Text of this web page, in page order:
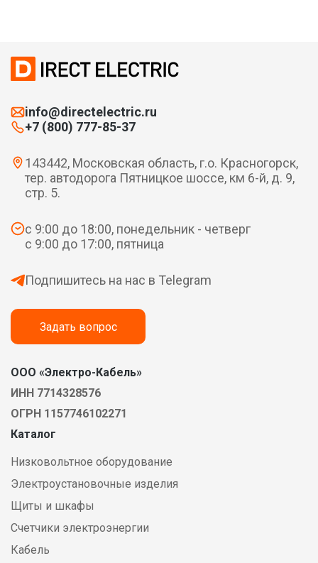
info@directelectric.ru
+7 (800) 777-85-37
143442, Московская область, г.о. Красногорск,
тер. автодорога Пятницкое шоссе, км 6-й, д. 9,
стр. 5.
с 9:00 до 18:00, понедельник - четверг
с 9:00 до 17:00, пятница
Подпишитесь на нас в Telegram
Задать вопрос
ООО «Электро-Кабель»
ИНН 7714328576
ОГРН 1157746102271
Каталог
Низковольтное оборудование
Электроустановочные изделия
Щиты и шкафы
Счетчики электроэнергии
Кабель